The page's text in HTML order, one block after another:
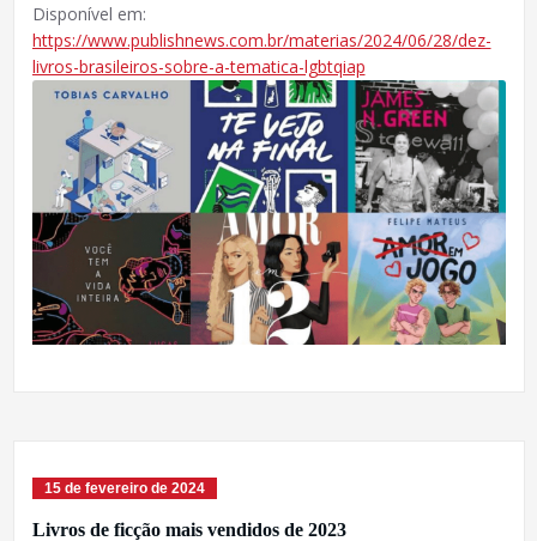
Disponível em:
https://www.publishnews.com.br/materias/2024/06/28/dez-
livros-brasileiros-sobre-a-tematica-lgbtqiap
15 de fevereiro de 2024
Livros de ficção mais vendidos de 2023